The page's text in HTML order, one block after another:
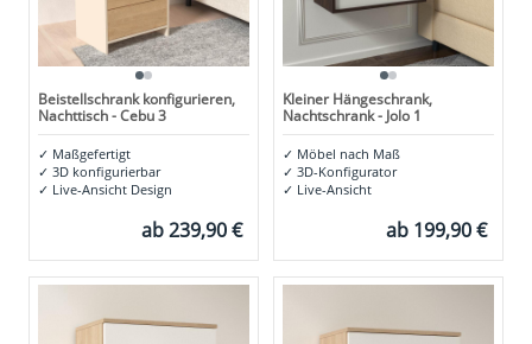
Beistellschrank konfigurieren,
Nachttisch - Cebu 3
✓ Maßgefertigt
✓ 3D konfigurierbar
✓ Live-Ansicht Design
ab239,90 €
Kleiner Hängeschrank,
Nachtschrank - Jolo 1
✓ Möbel nach Maß
✓ 3D-Konfigurator
✓ Live-Ansicht
ab 199,90 €